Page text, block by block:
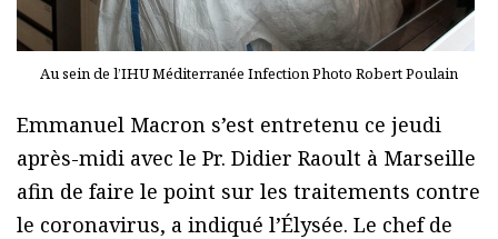
Au sein de l’IHU Méditerranée Infection Photo Robert Poulain
Emmanuel Macron s’est entretenu ce jeudi
après-midi avec le Pr. Didier Raoult à Marseille
afin de faire le point sur les traitements contre
le coronavirus, a indiqué l’Élysée. Le chef de